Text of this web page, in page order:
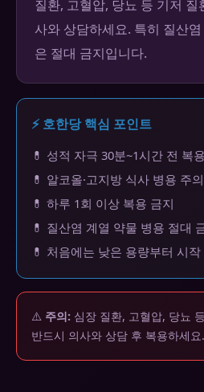
질환, 고혈압, 당뇨 등 기저
사와 상담하세요. 특히 질산
은 절대 금지입니다.
⚡ 호한당 핵심 포인트
💊 성적 자극 30분~1시간 전 복용
💊 알코올·고지방 식사 병용 주의
💊 하루 1회 이상 복용 금지
💊 질산염 계열 약물 병용 절대
💊 처음에는 낮은 용량부터 시작
⚠️ 주의: 심장 질환, 고혈압, 당뇨
반드시 의사와 상담 후 복용하세요.